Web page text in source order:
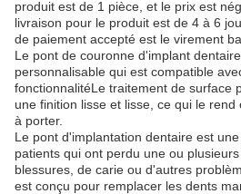
produit est de 1 pièce, et le prix est
livraison pour le produit est de 4 à 6
de paiement accepté est le virement
Le pont de couronne d'implant
personnalisable qui est compatible
fonctionnalitéLe traitement de surface
une finition lisse et lisse, ce qui le
à porter.
Le pont d'implantation dentaire est
patients qui ont perdu une ou
blessures, de carie ou d'autres
est conçu pour remplacer les dents